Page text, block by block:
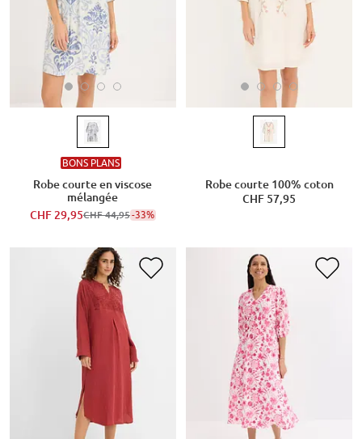
BONS PLANS
Robe courte en viscose
mélangée
CHF 29,95CHF 44,95-33%
Robe courte 100% coton
CHF 57,95